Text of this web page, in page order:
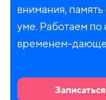
внимания,
уме. Работаем
временем-
Записаться